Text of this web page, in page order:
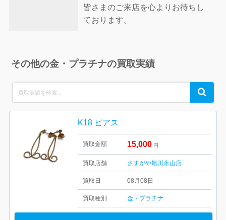
皆さまのご来店を心よりお待ちし
ております。
その他の金・プラチナの買取実績
for:
Search
K18 ピアス
買取金額 15,000 円
買取店舗 さすがや旭川永山店
買取日 08月08日
買取種別 金・プラチナ